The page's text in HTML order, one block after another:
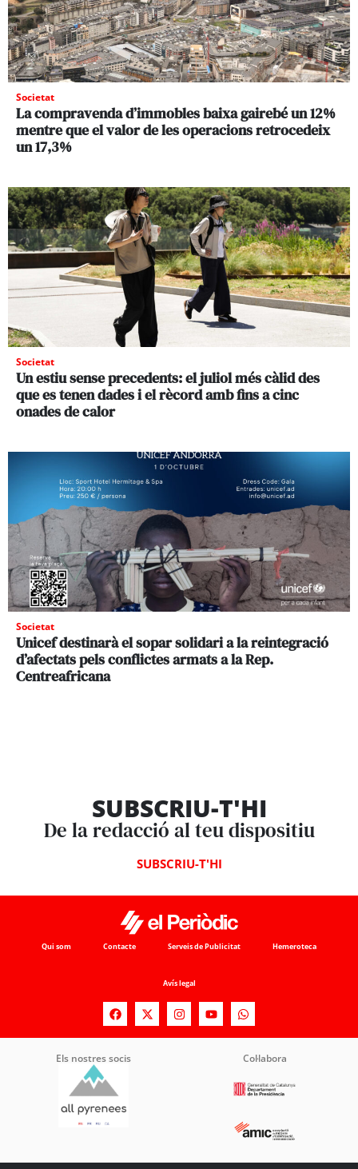
Societat
La compravenda d’immobles baixa gairebé un 12%
mentre que el valor de les operacions retrocedeix
un 17,3%
Societat
Un estiu sense precedents: el juliol més càlid des
que es tenen dades i el rècord amb fins a cinc
onades de calor
Societat
Unicef destinarà el sopar solidari a la reintegració
d’afectats pels conflictes armats a la Rep.
Centreafricana
SUBSCRIU-T'HI
De la redacció al teu dispositiu
SUBSCRIU-T'HI
Qui som Contacte Serveis de Publicitat Hemeroteca
Avís legal
Els nostres socis Col·labora